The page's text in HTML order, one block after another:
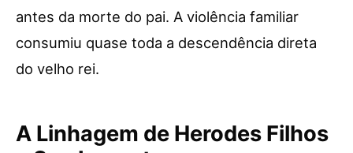
antes da morte do pai. A violência familiar
consumiu quase toda a descendência direta
do velho rei.
A Linhagem de Herodes Filhos